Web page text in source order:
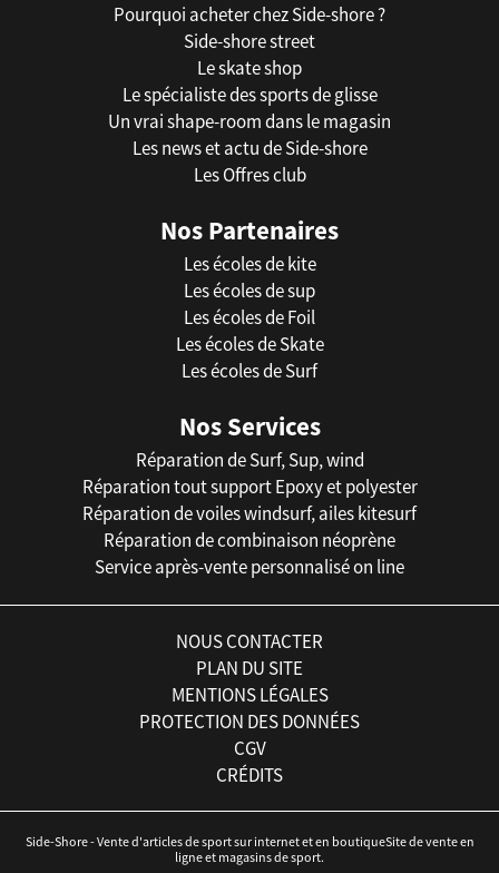
Pourquoi acheter chez Side-shore ?
Side-shore street
Le skate shop
Le spécialiste des sports de glisse
Un vrai shape-room dans le magasin
Les news et actu de Side-shore
Les Offres club
Nos Partenaires
Les écoles de kite
Les écoles de sup
Les écoles de Foil
Les écoles de Skate
Les écoles de Surf
Nos Services
Réparation de Surf, Sup, wind
Réparation tout support Epoxy et polyester
Réparation de voiles windsurf, ailes kitesurf
Réparation de combinaison néoprène
Service après-vente personnalisé on line
NOUS CONTACTER
PLAN DU SITE
MENTIONS LÉGALES
PROTECTION DES DONNÉES
CGV
CRÉDITS
Side-Shore - Vente d'articles de sport sur internet et en boutiqueSite de vente en
ligne et magasins de sport.